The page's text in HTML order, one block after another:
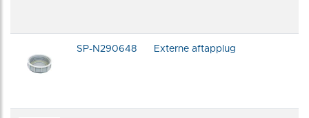
SP-N290648 Externe aftapplug